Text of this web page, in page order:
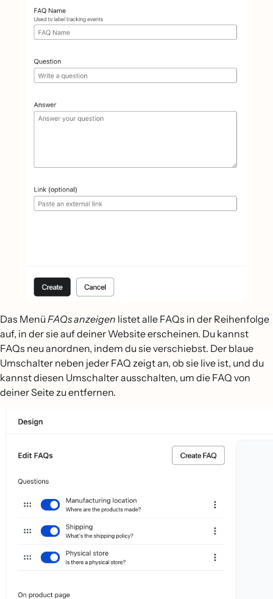
Das MenüFAQs anzeigen listet alle FAQs in der Reihenfolge
auf, in der sie auf deiner Website erscheinen. Du kannst
FAQs neu anordnen, indem du sie verschiebst. Der blaue
Umschalter neben jeder FAQ zeigt an, ob sie live ist, und du
kannst diesen Umschalter ausschalten, um die FAQ von
deiner Seite zu entfernen.